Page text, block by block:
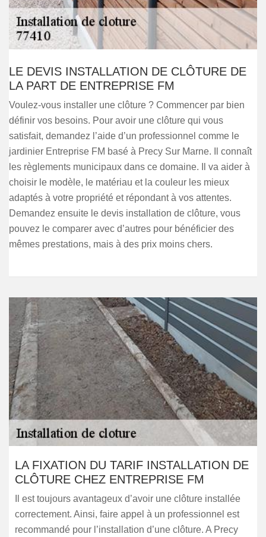
LE DEVIS INSTALLATION DE CLÔTURE DE
LA PART DE ENTREPRISE FM
Voulez-vous installer une clôture ? Commencer par bien
définir vos besoins. Pour avoir une clôture qui vous
satisfait, demandez l’aide d’un professionnel comme le
jardinier Entreprise FM basé à Precy Sur Marne. Il connaît
les règlements municipaux dans ce domaine. Il va aider à
choisir le modèle, le matériau et la couleur les mieux
adaptés à votre propriété et répondant à vos attentes.
Demandez ensuite le devis installation de clôture, vous
pouvez le comparer avec d’autres pour bénéficier des
mêmes prestations, mais à des prix moins chers.
LA FIXATION DU TARIF INSTALLATION DE
CLÔTURE CHEZ ENTREPRISE FM
Il est toujours avantageux d’avoir une clôture installée
correctement. Ainsi, faire appel à un professionnel est
recommandé pour l’installation d’une clôture. A Precy